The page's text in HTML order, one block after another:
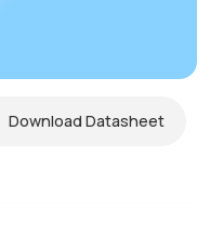
Download Datasheet